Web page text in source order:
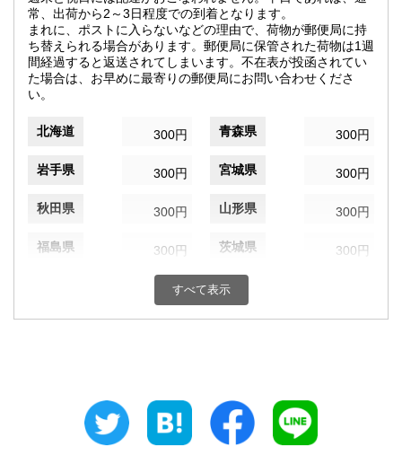
常、出荷から2～3日程度での到着となります。
まれに、ポストに入らないなどの理由で、荷物が郵便局に持
ち替えられる場合があります。郵便局に保管された荷物は1週
間経過すると返送されてしまいます。不在表が投函されてい
た場合は、お早めに最寄りの郵便局にお問い合わせくださ
い。
北海道 300円 青森県 300円
岩手県 300円 宮城県 300円
秋田県 300円 山形県 300円
福島県 300円 茨城県 300円
300円 群馬県
埼玉県 千葉県
300円 富山県
300円 福井県
すべて表示